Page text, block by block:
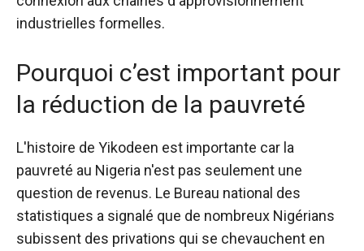
industrielles formelles.
Pourquoi c’est important pour
la réduction de la pauvreté
L'histoire de Yikodeen est importante car la
pauvreté au Nigeria n'est pas seulement une
question de revenus. Le Bureau national des
statistiques a signalé que de nombreux Nigérians
subissent des privations qui se chevauchent en